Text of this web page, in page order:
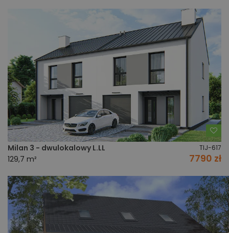
Milan 3 - dwulokalowy L.LL TIJ-617
129,7 m² 7790 zł